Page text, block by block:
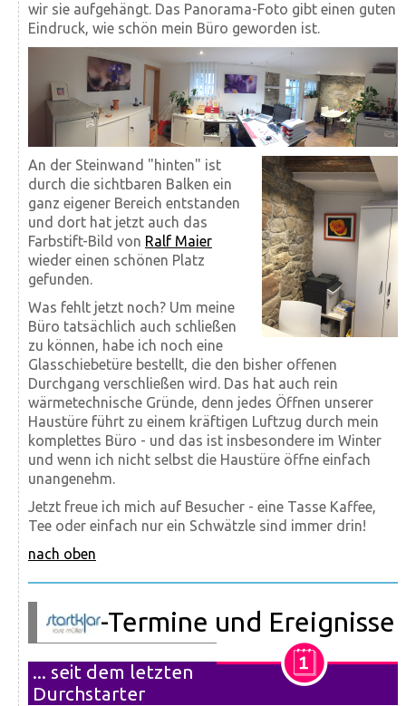
wir sie aufgehängt. Das Panorama-Foto gibt einen guten
Eindruck, wie schön mein Büro geworden ist.
An der Steinwand "hinten" ist
durch die sichtbaren Balken ein
ganz eigener Bereich entstanden
und dort hat jetzt auch das
Farbstift-Bild von Ralf Maier
wieder einen schönen Platz
gefunden.
Was fehlt jetzt noch? Um meine
Büro tatsächlich auch schließen
zu können, habe ich noch eine
Glasschiebetüre bestellt, die den bisher offenen
Durchgang verschließen wird. Das hat auch rein
wärmetechnische Gründe, denn jedes Öffnen unserer
Haustüre führt zu einem kräftigen Luftzug durch mein
komplettes Büro - und das ist insbesondere im Winter
und wenn ich nicht selbst die Haustüre öffne einfach
unangenehm.
Jetzt freue ich mich auf Besucher - eine Tasse Kaffee,
Tee oder einfach nur ein Schwätzle sind immer drin!
nach oben
-Termine und Ereignisse
... seit dem letzten
Durchstarter